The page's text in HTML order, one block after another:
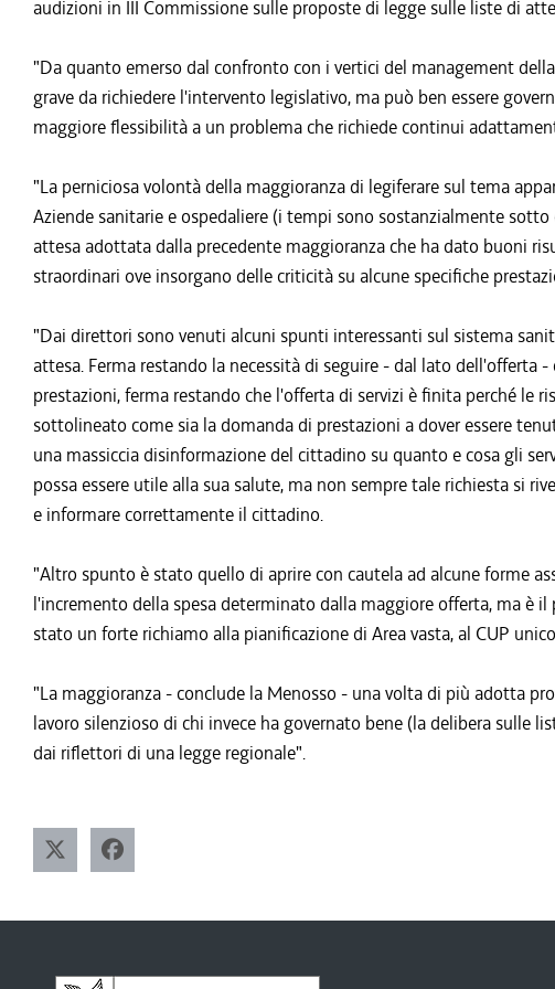
audizioni in III Commissione sulle proposte di legge sulle liste di
"Da quanto emerso dal confronto con i vertici del management
grave da richiedere l'intervento legislativo, ma può ben essere
maggiore flessibilità a un problema che richiede continui
"La perniciosa volontà della maggioranza di legiferare sul tema
Aziende sanitarie e ospedaliere (i tempi sono sostanzialmente
attesa adottata dalla precedente maggioranza che ha dato buoni
straordinari ove insorgano delle criticità su alcune specifiche
"Dai direttori sono venuti alcuni spunti interessanti sul sistema
attesa. Ferma restando la necessità di seguire - dal lato dell'offerta
prestazioni, ferma restando che l'offerta di servizi è finita perché le
sottolineato come sia la domanda di prestazioni a dover essere
una massiccia disinformazione del cittadino su quanto e cosa gli
possa essere utile alla sua salute, ma non sempre tale richiesta si
e informare correttamente il cittadino.
"Altro spunto è stato quello di aprire con cautela ad alcune forme
l'incremento della spesa determinato dalla maggiore offerta, ma è
stato un forte richiamo alla pianificazione di Area vasta, al CUP
"La maggioranza - conclude la Menosso - una volta di più adotta
lavoro silenzioso di chi invece ha governato bene (la delibera sulle
dai riflettori di una legge regionale".